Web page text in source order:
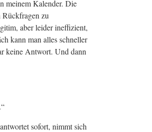
meinem Kalender. Die
zu
aber leider ineffizient,
kann man alles schneller
keine Antwort. Und dann
sofort, nimmt sich